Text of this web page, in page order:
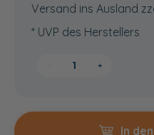
Versand ins Ausland
* UVP des Herstellers
+
In